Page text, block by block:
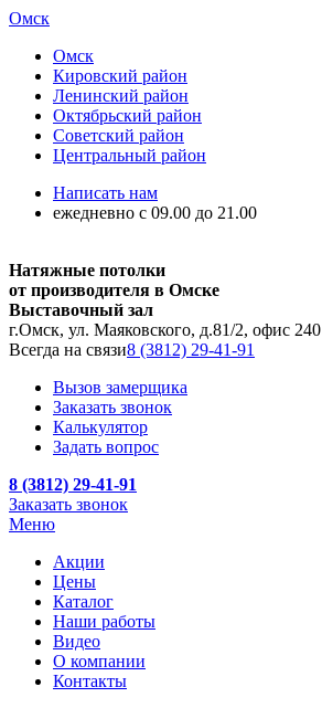
Омск
Омск
Кировский район
Ленинский район
Октябрьский район
Советский район
Центральный район
Написать нам
ежедневно с 09.00 до 21.00
Натяжные потолки
от производителя в Омске
Выставочный зал
г.Омск, ул. Маяковского, д.81/2, офис 240
Всегда на связи8 (3812) 29-41-91
Вызов замерщика
Заказать звонок
Калькулятор
Задать вопрос
8 (3812) 29-41-91
Заказать звонок
Меню
Акции
Цены
Каталог
Наши работы
Видео
О компании
Контакты